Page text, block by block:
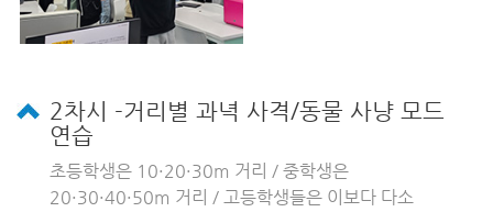
2차시 -거리별 과녁 사격/동물 사냥 모드
연습
초등학생은 10·20·30m 거리 / 중학생은
20·30·40·50m 거리 / 고등학생들은 이보다 다소